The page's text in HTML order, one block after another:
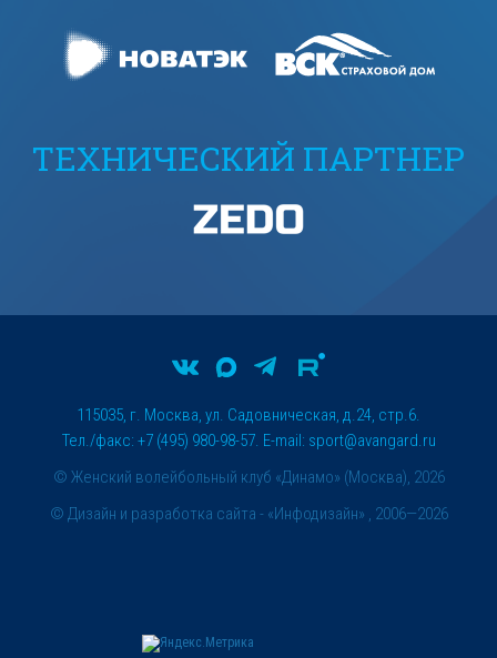
ТЕХНИЧЕСКИЙ ПАРТНЕР
© Женский волейбольный клуб «Динамо» (Москва), 2026
115035, г. Москва, ул. Садовническая, д.24, стр.6.
Тел./факс: +7 (495) 980-98-57. E-mail: sport@avangard.ru
© Дизайн и разработка сайта - «Инфодизайн» , 2006—2026